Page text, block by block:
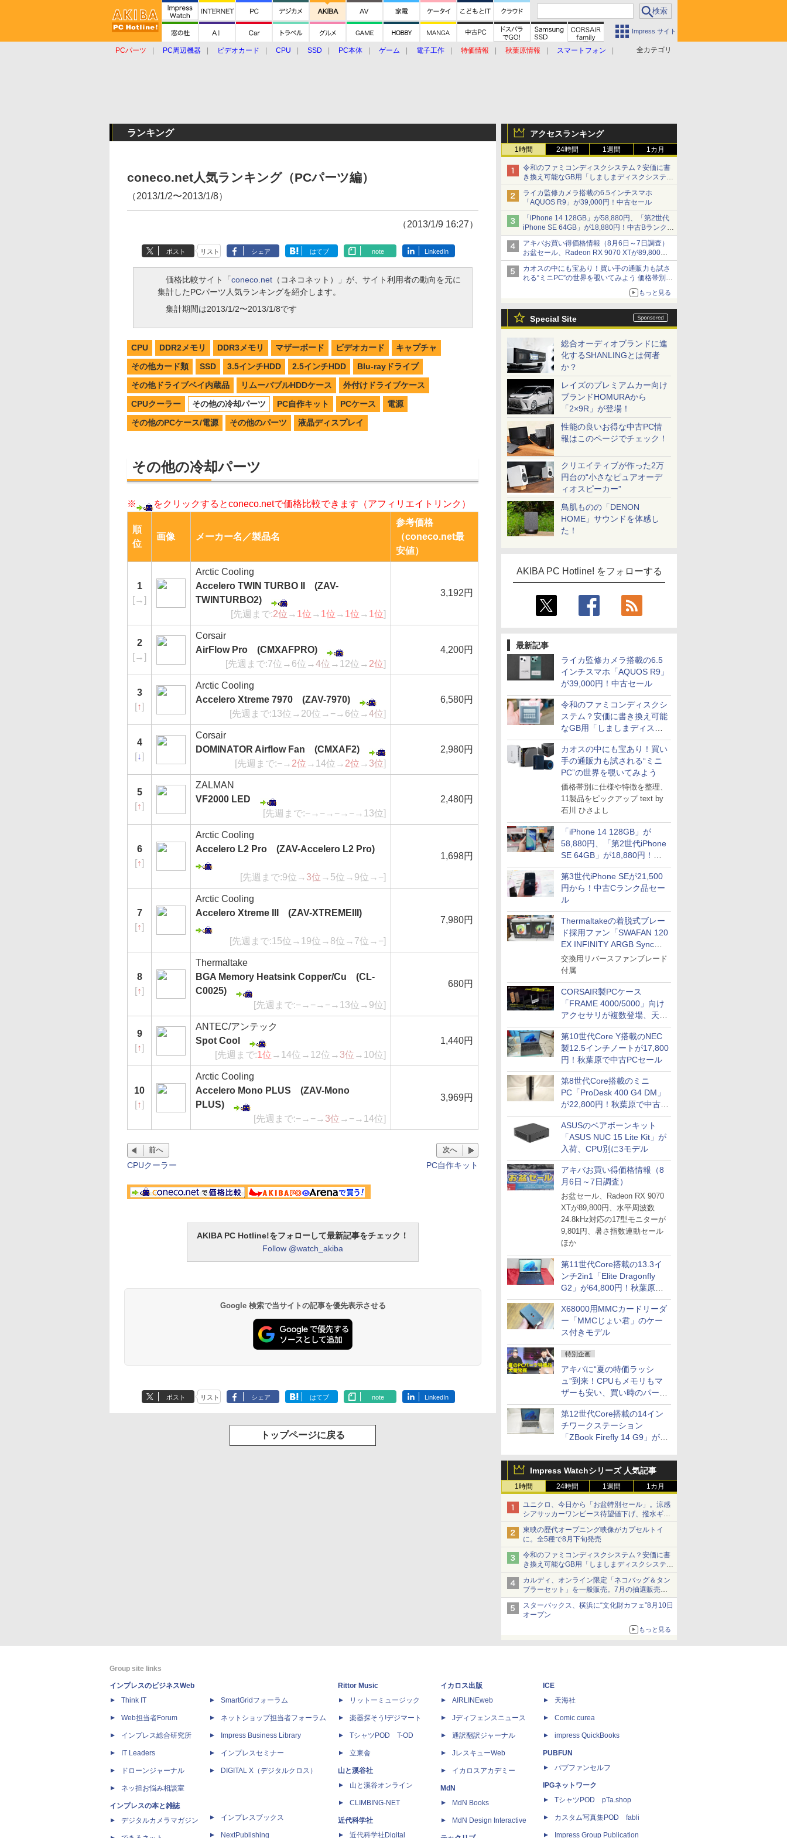
Impress サイト
全カテゴリ
PCパーツ PC周辺機器 ビデオカード CPU SSD PC本体 ゲーム 電子工作 特価情報 秋葉原情報
スマートフォン
アクセスランキング
1時間 24時間 1週間 1カ月
令和のファミコンディスクシステム？安価に書
き換え可能なGB用「しましまディスクシステ
ム」
ライカ監修カメラ搭載の6.5インチスマホ
「AQUOS R9」が39,000円！中古セール
「iPhone 14 128GB」が58,880円、「第2世代
iPhone SE 64GB」が18,880円！中古Bランク品
セール
アキバお買い得価格情報（8月6日～7日調査）
お盆セール、Radeon RX 9070 XTが89,800
円、水平周波数24.8kHz対応の17型モニターが
9,801円、暑さ指数連動セール ほか
カオスの中にも宝あり！買い手の通販力も試さ
れる“ミニPC”の世界を覗いてみよう 価格帯別に
仕様や特徴を整理、11製品をピックアップ text
もっと見る
Special Site
総合オーディオブランドに進
化するSHANLINGとは何者
か？
レイズのプレミアムカー向け
ブランドHOMURAから
「2×9R」が登場！
性能の良いお得な中古PC情
報はこのページでチェック！
クリエイティブが作った2万
円台の“小さなピュアオーデ
ィオスピーカー”
鳥肌ものの「DENON
HOME」サウンドを体感し
た！
AKIBA PC Hotline! をフォローする
最新記事
ライカ監修カメラ搭載の6.5
インチスマホ「AQUOS R9」
が39,000円！中古セール
令和のファミコンディスクシ
ステム？安価に書き換え可能
なGB用「しましまディスク
システム」
カオスの中にも宝あり！買い
手の通販力も試される“ミニ
PC”の世界を覗いてみよう
価格帯別に仕様や特徴を整理、
11製品をピックアップ text by
石川 ひさよし
「iPhone 14 128GB」が
58,880円、「第2世代iPhone
SE 64GB」が18,880円！中
古Bランク品セール
第3世代iPhone SEが21,500
円から！中古Cランク品セー
ル
Thermaltakeの着脱式ブレー
ド採用ファン「SWAFAN 120
EX INFINITY ARGB Sync」
に単品パッケージ
交換用リバースファンブレード
付属
CORSAIR製PCケース
「FRAME 4000/5000」向け
アクセサリが複数登場、天然
木製パネルや背面コネクタ対
応トレイなど
第10世代Core Y搭載のNEC
製12.5インチノートが17,800
円！秋葉原で中古PCセール
第8世代Core搭載のミニ
PC「ProDesk 400 G4 DM」
が22,800円！秋葉原で中古
PCセール
ASUSのベアボーンキット
「ASUS NUC 15 Lite Kit」が
入荷、CPU別に3モデル
アキバお買い得価格情報（8
月6日～7日調査）
お盆セール、Radeon RX 9070
XTが89,800円、水平周波数
24.8kHz対応の17型モニターが
9,801円、暑さ指数連動セール
ほか
第11世代Core搭載の13.3イ
ンチ2in1「Elite Dragonfly
G2」が64,800円！秋葉原で
中古PCセール
X68000用MMCカードリーダ
ー「MMCじょい君」のケー
ス付きモデル
特別企画
アキバに“夏の特価ラッシ
ュ”到来！CPUもメモリもマ
ザーも安い、買い時のパーツ
は？【8月7日(金)22時配信】
第12世代Core搭載の14イン
チワークステーション
「ZBook Firefly 14 G9」が
セール
Impress Watchシリーズ 人気記事
1時間 24時間 1週間 1カ月
ユニクロ、今日から「お盆特別セール」。涼感
シアサッカーワンピース待望値下げ、撥水ギア
ショーツは1990円に
東映の歴代オープニング映像がカプセルトイ
に。全5種で8月下旬発売
令和のファミコンディスクシステム？安価に書
き換え可能なGB用「しましまディスクシステ
ム」
カルディ、オンライン限定「ネコバッグ＆タン
ブラーセット」を一般販売。7月の抽選販売の
当選無効分
スターバックス、横浜に“文化財カフェ”8月10日
オープン
もっと見る
ランキング
coneco.net人気ランキング（PCパーツ編）
（2013/1/2〜2013/1/8）
（2013/1/9 16:27）
ポスト リスト シェア はてブ note LinkedIn
価格比較サイト「coneco.net（コネコネット）」が、サイト利用者の動向を元に
集計したPCパーツ人気ランキングを紹介します。
集計期間は2013/1/2〜2013/1/8です
CPU DDR2メモリ DDR3メモリ マザーボード ビデオカード
キャプチャ
その他カード類
SSD 3.5インチHDD 2.5インチHDD
Blu-rayドライブ
その他ドライブベイ内蔵品
リムーバブルHDDケース
外付けドライブケース
CPUクーラー
その他の冷却パーツ PC自作キット PCケース
電源
その他のPCケース/電源
その他のパーツ 液晶ディスプレイ
その他の冷却パーツ
※ をクリックするとconeco.netで価格比較できます（アフィリエイトリンク）
順
位
画像 メーカー名／製品名
参考価格
（coneco.net最
安値）
1
[→]
Arctic Cooling
Accelero TWIN TURBO II (ZAV-
TWINTURBO2)
[先週まで:2位 → 1位 → 1位 → 1位 → 1位]
3,192円
2
[→]
Corsair
AirFlow Pro (CMXAFPRO)
[先週まで:7位→6位→4位 →12位→ 2位]
4,200円
3
[↑]
Arctic Cooling
Accelero Xtreme 7970 (ZAV-7970)
[先週まで:13位→20位→−→6位→4位]
6,580円
4
[↓]
Corsair
DOMINATOR Airflow Fan (CMXAF2)
[先週まで:−→ 2位 →14位→ 2位 → 3位]
2,980円
5
[↑]
ZALMAN
VF2000 LED
[先週まで:−→−→−→−→13位]
2,480円
6
[↑]
Arctic Cooling
Accelero L2 Pro (ZAV-Accelero L2 Pro)
[先週まで:9位→ 3位 →5位→9位→−]
1,698円
7
[↑]
Arctic Cooling
Accelero Xtreme III (ZAV-XTREMEIII)
[先週まで:15位→19位→8位→7位→−]
7,980円
8
[↑]
Thermaltake
BGA Memory Heatsink Copper/Cu (CL-
C0025)
[先週まで:−→−→−→13位→9位]
680円
9
[↑]
ANTEC/アンテック
Spot Cool
[先週まで:1位 →14位→12位→ 3位 →10位]
1,440円
10
[↑]
Arctic Cooling
Accelero Mono PLUS (ZAV-Mono
PLUS)
[先週まで:−→−→ 3位 →−→14位]
3,969円
前へ
CPUクーラー
次へ
PC自作キット
AKIBA PC Hotline!をフォローして最新記事をチェック！
Follow @watch_akiba
Google 検索で当サイトの記事を優先表示させる
ポスト リスト シェア はてブ note LinkedIn
トップページに戻る
Group site links
インプレスのビジネスWeb
Think IT
Web担当者Forum
インプレス総合研究所
IT Leaders
ドローンジャーナル
ネッ担お悩み相談室
インプレスの本と雑誌
デジタルカメラマガジン
SmartGridフォーラム
ネットショップ担当者フォーラム
Impress Business Library
インプレスセミナー
DIGITAL X（デジタルクロス）
インプレスブックス
NextPublishing
Rittor Music
リットーミュージック
楽器探そう!デジマート
TシャツPOD T-OD
立東舎
山と溪谷社
山と溪谷オンライン
CLIMBING-NET
近代科学社
近代科学社Digital
イカロス出版
AIRLINEweb
Jディフェンスニュース
通訳翻訳ジャーナル
JレスキューWeb
イカロスアカデミー
MdN
MdN Books
MdN Design Interactive
ICE
天海社
Comic curea
impress QuickBooks
PUBFUN
パブファンセルフ
IPGネットワーク
TシャツPOD pTa.shop
カスタム写真集POD fabli
Impress Group Publication